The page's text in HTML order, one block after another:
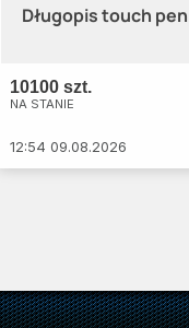
Długopis touch
10100 szt.
NA STANIE
12:54 09.08.2026